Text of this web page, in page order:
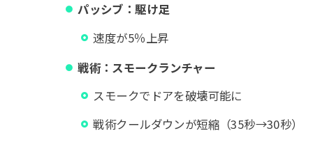
パッシブ：駆け足
速度が5％上昇
戦術：スモークランチャー
スモークでドアを破壊可能に
戦術クールダウンが短縮（35秒→30秒）